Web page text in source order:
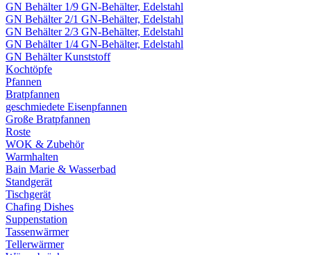
GN Behälter 1/9 GN-Behälter, Edelstahl
GN Behälter 2/1 GN-Behälter, Edelstahl
GN Behälter 2/3 GN-Behälter, Edelstahl
GN Behälter 1/4 GN-Behälter, Edelstahl
GN Behälter Kunststoff
Kochtöpfe
Pfannen
Bratpfannen
geschmiedete Eisenpfannen
Große Bratpfannen
Roste
WOK & Zubehör
Warmhalten
Bain Marie & Wasserbad
Standgerät
Tischgerät
Chafing Dishes
Suppenstation
Tassenwärmer
Tellerwärmer